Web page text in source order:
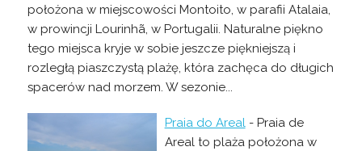
położona w miejscowości Montoito, w parafii Atalaia,
w prowincji Lourinhã, w Portugalii. Naturalne piękno
tego miejsca kryje w sobie jeszcze piękniejszą i
rozległą piaszczystą plażę, która zachęca do długich
spacerów nad morzem. W sezonie...
Praia do Areal- Praia de
Areal to plaża położona w